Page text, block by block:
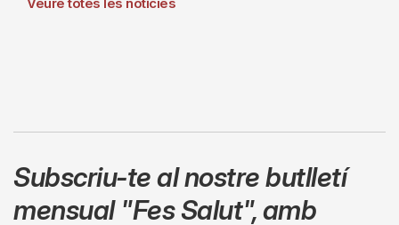
Subscriu-te al nostre butlletí
mensual "Fes Salut",amb